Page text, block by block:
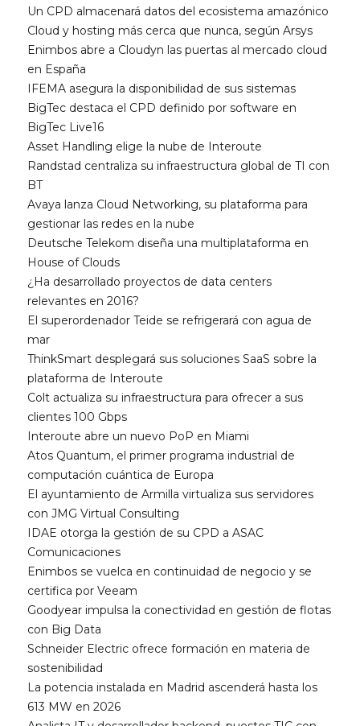
Un CPD almacenará datos del ecosistema amazónico
Cloud y hosting más cerca que nunca, según Arsys
Enimbos abre a Cloudyn las puertas al mercado cloud
en España
IFEMA asegura la disponibilidad de sus sistemas
BigTec destaca el CPD definido por software en
BigTec Live16
Asset Handling elige la nube de Interoute
Randstad centraliza su infraestructura global de TI con
BT
Avaya lanza Cloud Networking, su plataforma para
gestionar las redes en la nube
Deutsche Telekom diseña una multiplataforma en
House of Clouds
¿Ha desarrollado proyectos de data centers
relevantes en 2016?
El superordenador Teide se refrigerará con agua de
mar
ThinkSmart desplegará sus soluciones SaaS sobre la
plataforma de Interoute
Colt actualiza su infraestructura para ofrecer a sus
clientes 100 Gbps
Interoute abre un nuevo PoP en Miami
Atos Quantum, el primer programa industrial de
computación cuántica de Europa
El ayuntamiento de Armilla virtualiza sus servidores
con JMG Virtual Consulting
IDAE otorga la gestión de su CPD a ASAC
Comunicaciones
Enimbos se vuelca en continuidad de negocio y se
certifica por Veeam
Goodyear impulsa la conectividad en gestión de flotas
con Big Data
Schneider Electric ofrece formación en materia de
sostenibilidad
La potencia instalada en Madrid ascenderá hasta los
613 MW en 2026